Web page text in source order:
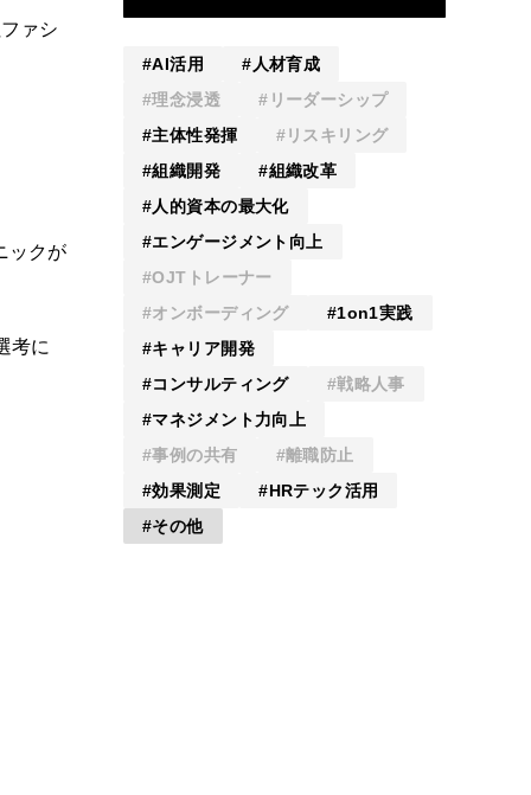
ァシ
ックが
考に
AI活用
人材育成
理念浸透
リーダーシップ
主体性発揮
リスキリング
組織開発
組織改革
人的資本の最大化
エンゲージメント向上
OJTトレーナー
オンボーディング
1on1実践
キャリア開発
コンサルティング
戦略人事
マネジメント力向上
事例の共有
離職防止
効果測定
HRテック活用
その他